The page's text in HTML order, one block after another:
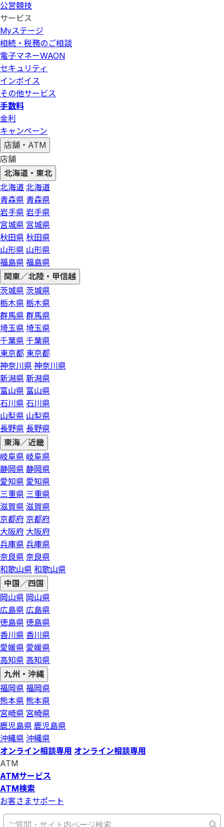
公営競技
サービス
Myステージ
相続・税務のご相談
電子マネーWAON
セキュリティ
インボイス
その他サービス
手数料
金利
キャンペーン
店舗・ATM
店舗
北海道・東北
北海道 北海道
青森県 青森県
岩手県 岩手県
宮城県 宮城県
秋田県 秋田県
山形県 山形県
福島県 福島県
関東／北陸・甲信越
茨城県 茨城県
栃木県 栃木県
群馬県 群馬県
埼玉県 埼玉県
千葉県 千葉県
東京都 東京都
神奈川県 神奈川県
新潟県 新潟県
富山県 富山県
石川県 石川県
山梨県 山梨県
長野県 長野県
東海／近畿
岐阜県 岐阜県
静岡県 静岡県
愛知県 愛知県
三重県 三重県
滋賀県 滋賀県
京都府 京都府
大阪府 大阪府
兵庫県 兵庫県
奈良県 奈良県
和歌山県 和歌山県
中国／四国
岡山県 岡山県
広島県 広島県
徳島県 徳島県
香川県 香川県
愛媛県 愛媛県
高知県 高知県
九州・沖縄
福岡県 福岡県
熊本県 熊本県
宮崎県 宮崎県
鹿児島県 鹿児島県
沖縄県 沖縄県
オンライン相談専用 オンライン相談専用
ATM
ATMサービス
ATM検索
お客さまサポート